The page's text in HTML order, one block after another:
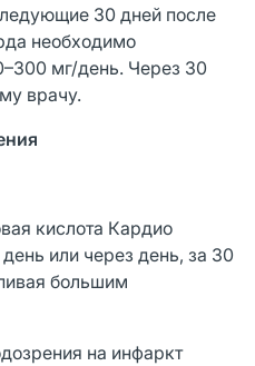
30 дней после
необходимо
мг/день. Через 30
врачу.
кислота Кардио
или через день, за 30
большим
на инфаркт